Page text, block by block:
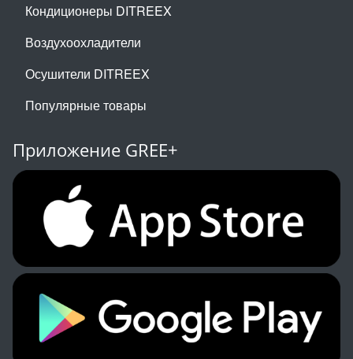
Кондиционеры DITREEX
Воздухоохладители
Осушители DITREEX
Популярные товары
Приложение GREE+